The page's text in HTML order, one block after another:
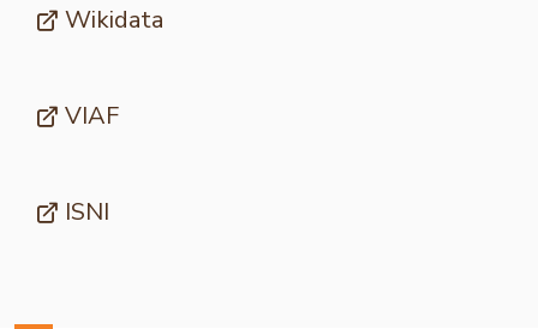
Wikidata
VIAF
ISNI